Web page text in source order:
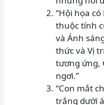
“Hội họa
thuộc tính
và Ánh
thức và Vị
tương ứng,
ngơi.”
“Con mắt
trắng dưới